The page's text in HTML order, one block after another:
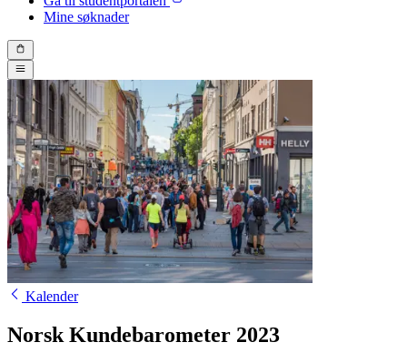
Mine søknader
Kalender
Norsk Kundebarometer 2023